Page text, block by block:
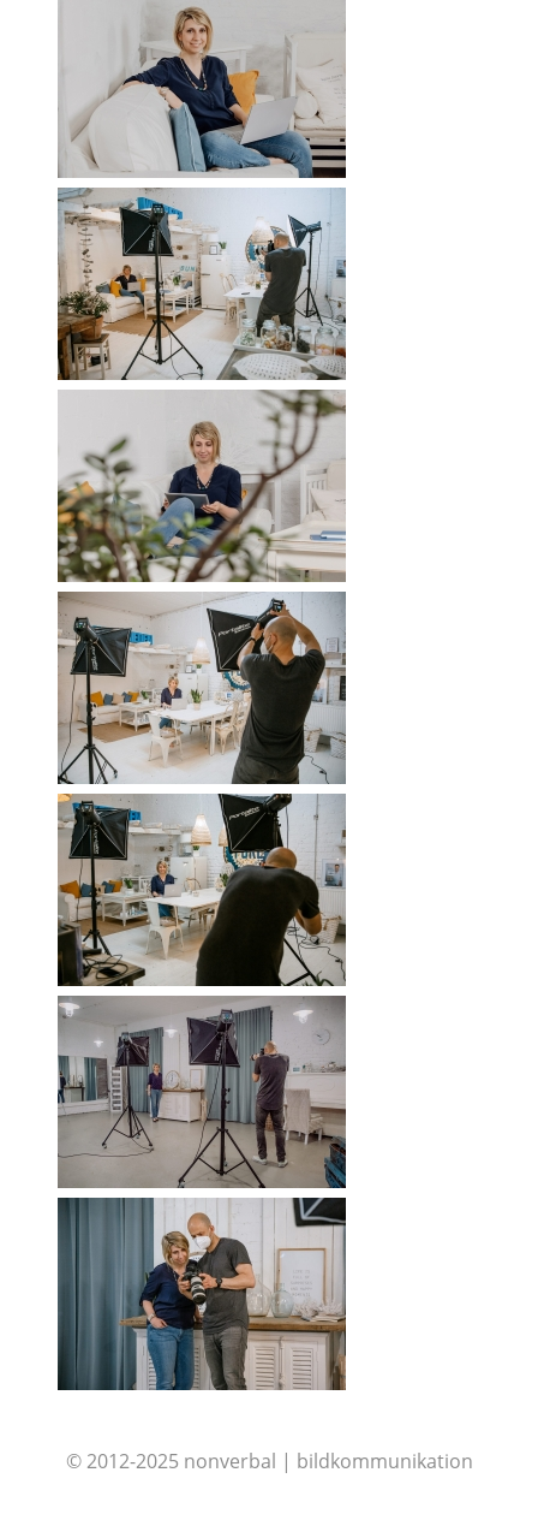
© 2012-2025 nonverbal | bildkommunikation